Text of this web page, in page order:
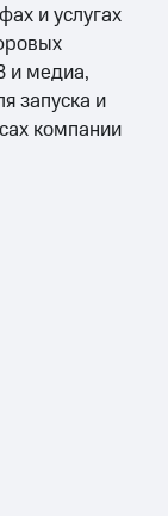
и услугах
и медиа,
запуска и
компании